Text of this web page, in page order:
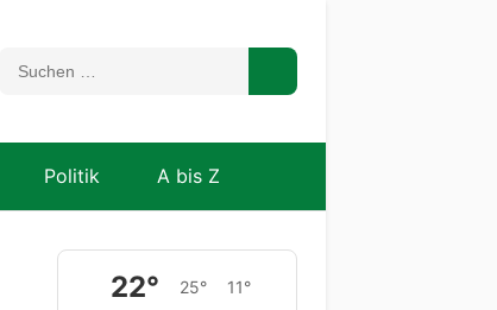
Politik A bis Z
22° 25° 11°